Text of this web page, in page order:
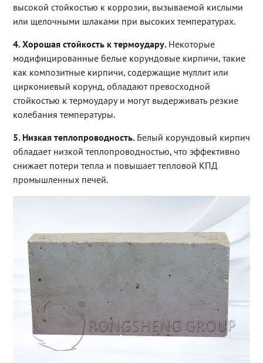
высокой стойкостью к коррозии, вызываемой кислыми
или щелочными шлаками при высоких температурах.
4. Хорошая стойкость к термоудару. Некоторые
модифицированные белые корундовые кирпичи, такие
как композитные кирпичи, содержащие муллит или
циркониевый корунд, обладают превосходной
стойкостью к термоудару и могут выдерживать резкие
колебания температуры.
5. Низкая теплопроводность. Белый корундовый кирпич
обладает низкой теплопроводностью, что эффективно
снижает потери тепла и повышает тепловой КПД
промышленных печей.